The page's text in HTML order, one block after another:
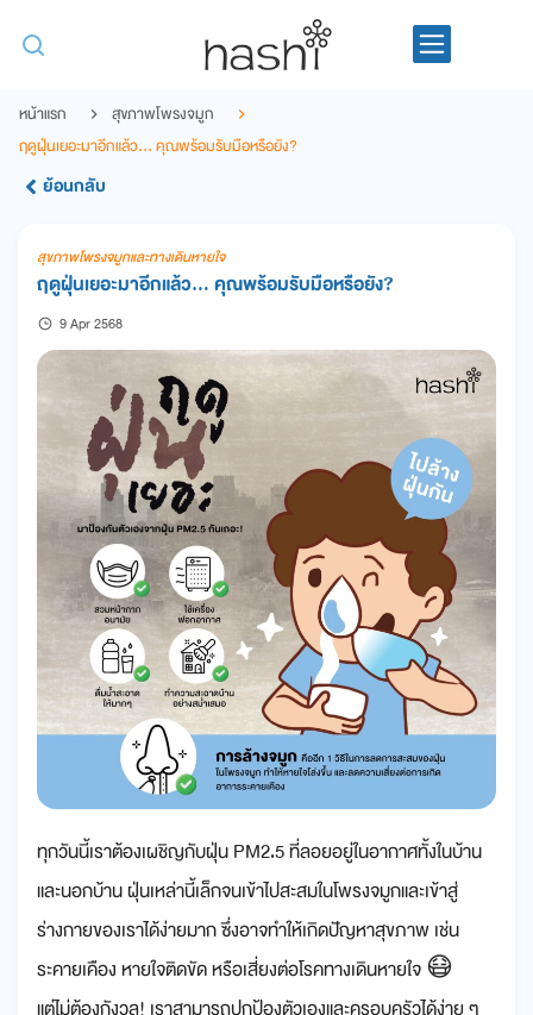
หน้าแรก
สุขภาพโพรงจมูก
ฤดูฝุ่นเยอะมาอีกแล้ว… คุณพร้อมรับมือหรือยัง?
ย้อนกลับ
สุขภาพโพรงจมูกและทางเดินหายใจ
ฤดูฝุ่นเยอะมาอีกแล้ว… คุณพร้อมรับมือหรือยัง?
9 Apr 2568
ทุกวันนี้เราต้องเผชิญกับฝุ่น PM2.5 ที่ลอยอยู่ในอากาศทั้งในบ้าน
และนอกบ้าน ฝุ่นเหล่านี้เล็กจนเข้าไปสะสมในโพรงจมูกและเข้าสู่
ร่างกายของเราได้ง่ายมาก ซึ่งอาจทำให้เกิดปัญหาสุขภาพ เช่น
ระคายเคือง หายใจติดขัด หรือเสี่ยงต่อโรคทางเดินหายใจ 😷